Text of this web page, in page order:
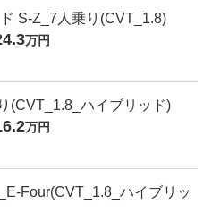
S-Z_7人乗り(CVT_1.8)
万円
(CVT_1.8_ハイブリッド)
万円
Four(CVT_1.8_ハイブリッ